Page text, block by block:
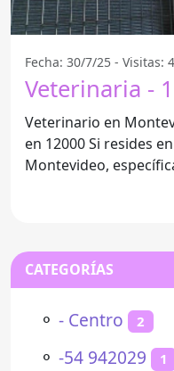
Fecha: 30/7/25 - Visitas:
Veterinaria -
Veterinario en
en 12000 Si resides en el departamento de
Montevideo,
CATEGORÍAS
⚬ - Centro 2
⚬ -54 942029 1